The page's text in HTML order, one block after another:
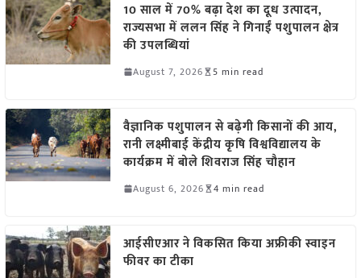
10 साल में 70% बढ़ा देश का दूध उत्पादन,
राज्यसभा में ललन सिंह ने गिनाईं पशुपालन क्षेत्र
की उपलब्धियां
August 7, 2026 5 min read
वैज्ञानिक पशुपालन से बढ़ेगी किसानों की आय,
रानी लक्ष्मीबाई केंद्रीय कृषि विश्वविद्यालय के
कार्यक्रम में बोले शिवराज सिंह चौहान
August 6, 2026 4 min read
आईसीएआर ने विकसित किया अफ्रीकी स्वाइन
फीवर का टीका